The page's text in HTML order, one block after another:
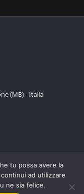
(MB) - Italia
tu possa avere la
ad utilizzare
ne sia felice.